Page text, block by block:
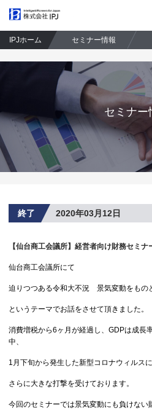
IPJホーム セミナー情報
セミナー
終了 2020年03月12日
【仙台商工会議所】経営者向け財務セミナ
仙台商工会議所にて
迫りつつある令和大不況 景気変動をもの
というテーマでお話をさせて頂きました。
消費増税から6ヶ月が経過し、GDPは成長
中、
1月下旬から発生した新型コロナウィルス
さらに大きな打撃を受けております。
今回のセミナーでは景気変動にも負けない